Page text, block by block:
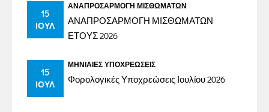
15
ΙΟΎΛ
ΑΝΑΠΡΟΣΑΡΜΟΓΉ ΜΙΣΘΩΜΆΤΩΝ
ΑΝΑΠΡΟΣΑΡΜΟΓΗ ΜΙΣΘΩΜΑΤΩΝ
ΕΤΟΥΣ 2026
15
ΙΟΎΛ
ΜΗΝΙΑΊΕΣ ΥΠΟΧΡΕΏΣΕΙΣ
Φορολογικές Υποχρεώσεις Ιουλίου 2026